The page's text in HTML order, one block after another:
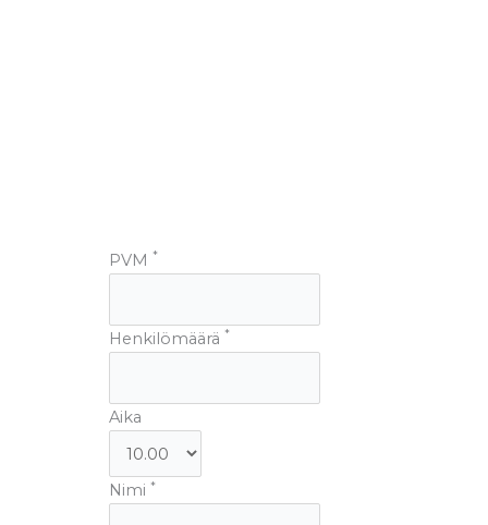
PVM *
Henkilömäärä *
Aika
Nimi *